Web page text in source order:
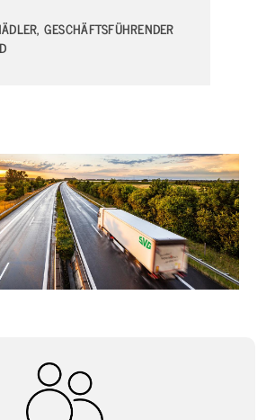
GESCHÄFTSFÜHRENDER